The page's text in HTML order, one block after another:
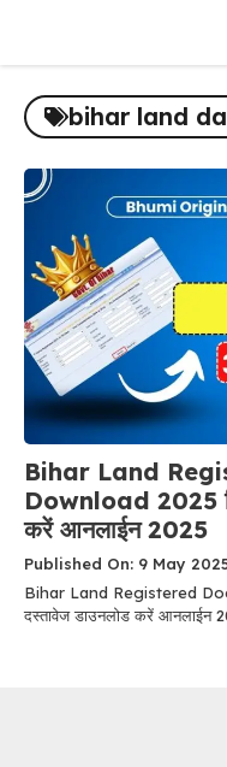
content
bihar land
Bihar Land
Download 2025
करें आनलाईन 2025
Published On: 9 May
Bihar Land Registered
दस्तावेज डाउनलोड करें आनलाईन